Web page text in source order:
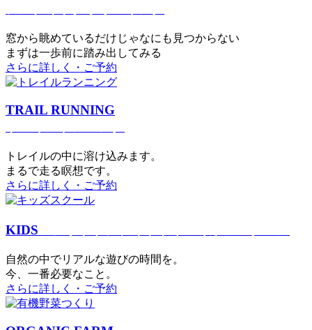
窓から眺めているだけじゃなにも見つからない
まずは一歩前に踏み出してみる
さらに詳しく・ご予約
TRAIL RUNNING
トレイルの中に溶け込みます。
まるで⾛る瞑想です。
さらに詳しく・ご予約
KIDS
⾃然の中でリアルな遊びの時間を。
今、⼀番必要なこと。
さらに詳しく・ご予約